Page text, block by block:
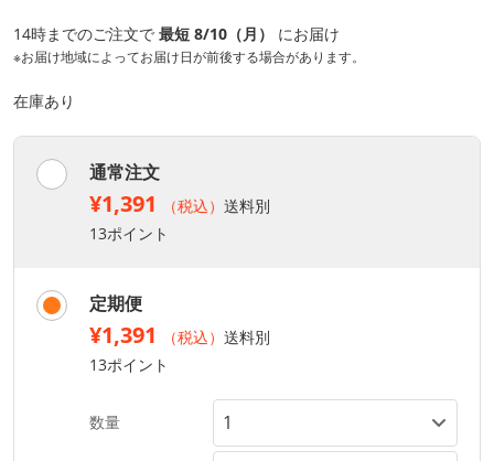
14時までのご注文で 最短 8/10（月） にお届け
※お届け地域によってお届け日が前後する場合があります。
在庫あり
通常注文
¥1,391 （税込） 送料別
13ポイント
定期便
¥1,391 （税込） 送料別
13ポイント
数量